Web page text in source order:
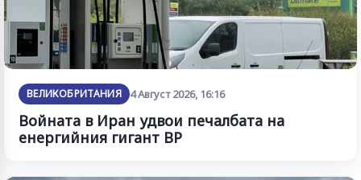
ВЕЛИКОБРИТАНИЯ 4 Август 2026, 16:16
Войната в Иран удвои печалбата на
енергийния гигант BP